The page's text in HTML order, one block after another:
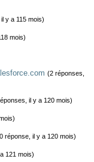
y a 115 mois)
mois)
(2 réponses,
il y a 120 mois)
réponse, il y a 120 mois)
121 mois)